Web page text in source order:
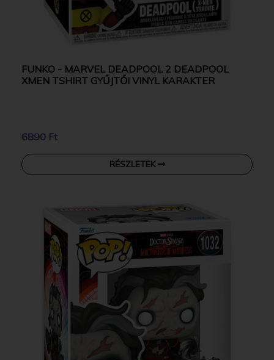
FUNKO - MARVEL DEADPOOL 2 DEADPOOL
XMEN TSHIRT GYŰJTŐI VINYL KARAKTER
6890 Ft
RÉSZLETEK